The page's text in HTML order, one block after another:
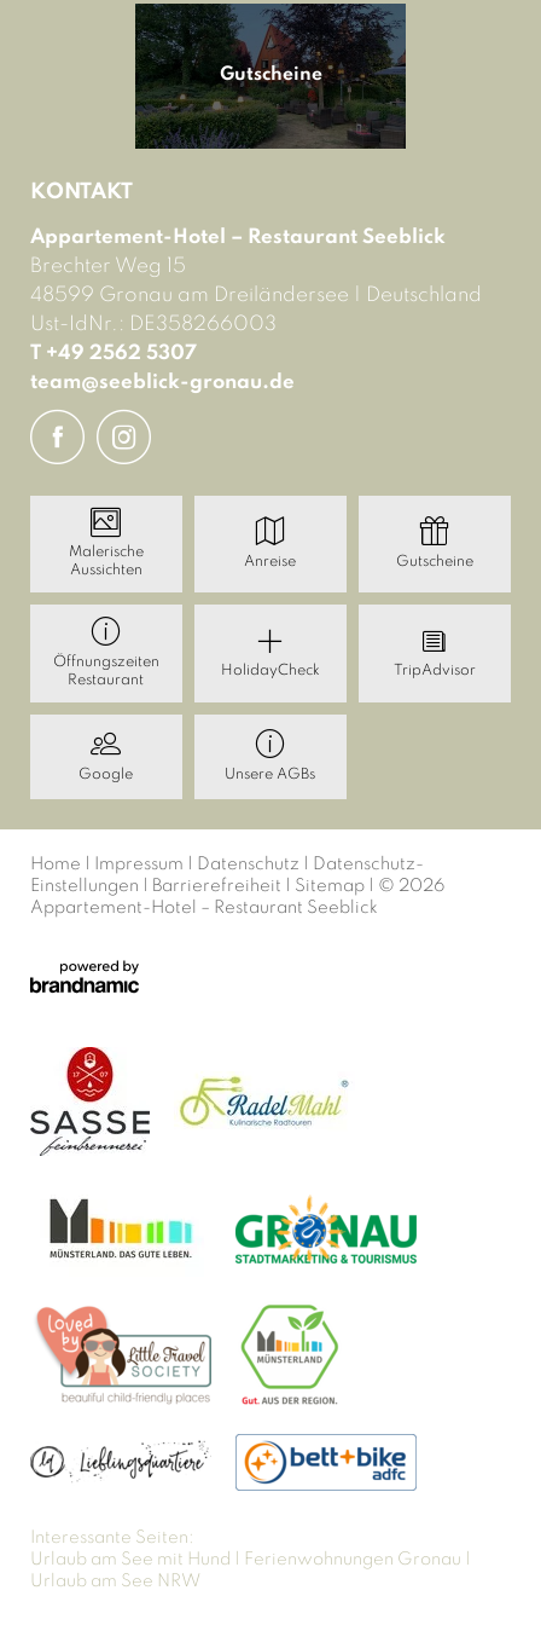
Gutscheine
KONTAKT
Appartement-Hotel – Restaurant Seeblick
Brechter Weg 15
48599 Gronau am Dreiländersee
Deutschland
Ust-IdNr.: DE358266003
T +49 2562 5307
team@seeblick-gronau.de
Malerische
Aussichten
Anreise Gutscheine
Öffnungszeiten
Restaurant
HolidayCheck TripAdvisor
Google Unsere AGBs
Home Impressum Datenschutz
Datenschutz-
Einstellungen
Barrierefreiheit Sitemap
© 2026
Appartement-Hotel – Restaurant Seeblick
Interessante Seiten:
Urlaub am See mit Hund
Ferienwohnungen Gronau
Urlaub am See NRW